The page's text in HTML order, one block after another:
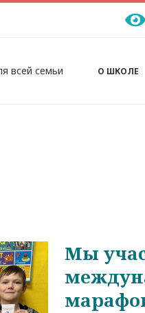
всей семьи О ШКОЛЕ
Мы